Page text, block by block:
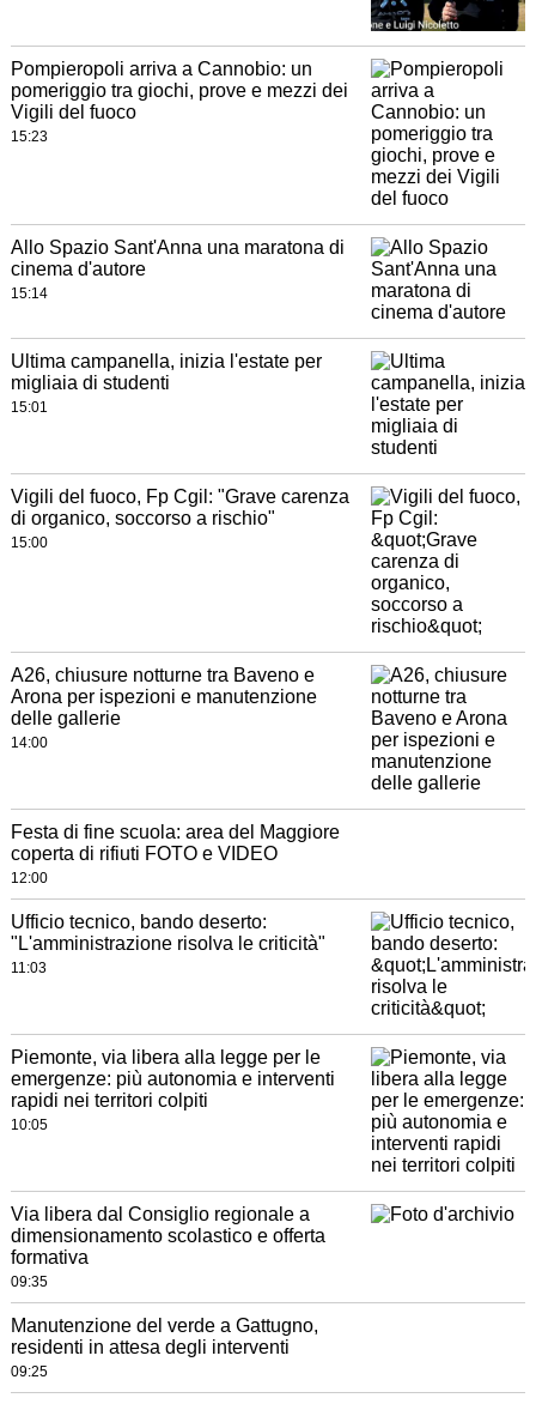
Pompieropoli arriva a Cannobio: un
pomeriggio tra giochi, prove e mezzi dei
Vigili del fuoco
15:23
Allo Spazio Sant'Anna una maratona di
cinema d'autore
15:14
Ultima campanella, inizia l'estate per
migliaia di studenti
15:01
Vigili del fuoco, Fp Cgil: "Grave carenza
di organico, soccorso a rischio"
15:00
A26, chiusure notturne tra Baveno e
Arona per ispezioni e manutenzione
delle gallerie
14:00
Festa di fine scuola: area del Maggiore
coperta di rifiuti FOTO e VIDEO
12:00
Ufficio tecnico, bando deserto:
"L'amministrazione risolva le criticità"
11:03
Piemonte, via libera alla legge per le
emergenze: più autonomia e interventi
rapidi nei territori colpiti
10:05
Via libera dal Consiglio regionale a
dimensionamento scolastico e offerta
formativa
09:35
Manutenzione del verde a Gattugno,
residenti in attesa degli interventi
09:25